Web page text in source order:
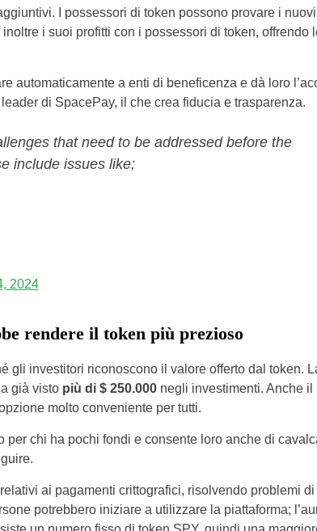
I possessori di token possono provare i nuovi
i suoi profitti con i possessori di token, offrendo
automaticamente a enti di beneficenza e dà loro
di SpacePay, il che crea fiducia e trasparenza.
that need to be addressed before the
include issues like;
2024
rendere il token più prezioso
gli investitori riconoscono il valore offerto dal token.
già visto più di $ 250.000negli investimenti. Anche il
molto conveniente per tutti.
per chi ha pochi fondi e consente loro anche di
ai pagamenti crittografici, risolvendo problemi di
potrebbero iniziare a utilizzare la piattaforma;